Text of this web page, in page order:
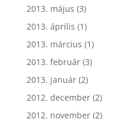
2013. május (3)
2013. április (1)
2013. március (1)
2013. február(3)
2013. január(2)
2012. december(2)
2012. november(2)